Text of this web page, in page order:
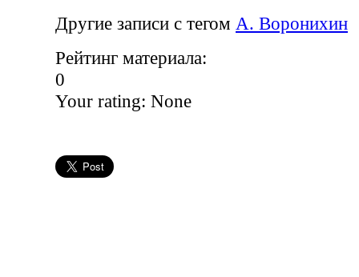
Другие записи с тегом А. Воронихин
Рейтинг материала:
0
Your rating: None